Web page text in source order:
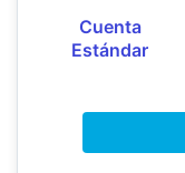
Cuenta
Estándar